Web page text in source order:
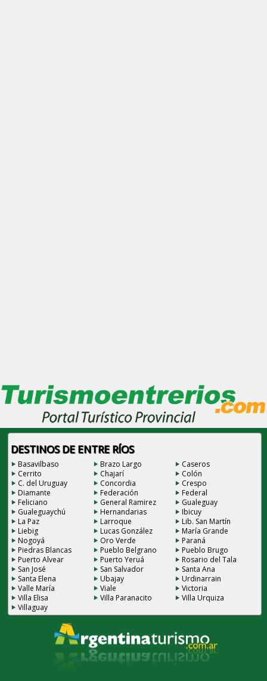
DESTINOS DE ENTRE RÍOS
Basavilbaso Brazo Largo
Caseros
Cerrito
Chajarí
Colón
C. del Uruguay
Concordia
Crespo
Diamante
Federación
Federal
Feliciano
General Ramirez
Gualeguay
Gualeguaychú
Hernandarias
Ibicuy
La Paz
Larroque
Lib. San Martín
Liebig
Lucas González
María Grande
Nogoyá
Oro Verde
Paraná
Piedras Blancas
Pueblo Belgrano
Pueblo Brugo
Puerto Alvear
Puerto Yeruá
Rosario del Tala
San José
San Salvador
Santa Ana
Santa Elena
Ubajay
Urdinarrain
Valle María
Viale
Victoria
Villa Elisa
Villa Paranacito
Villa Urquiza
Villaguay